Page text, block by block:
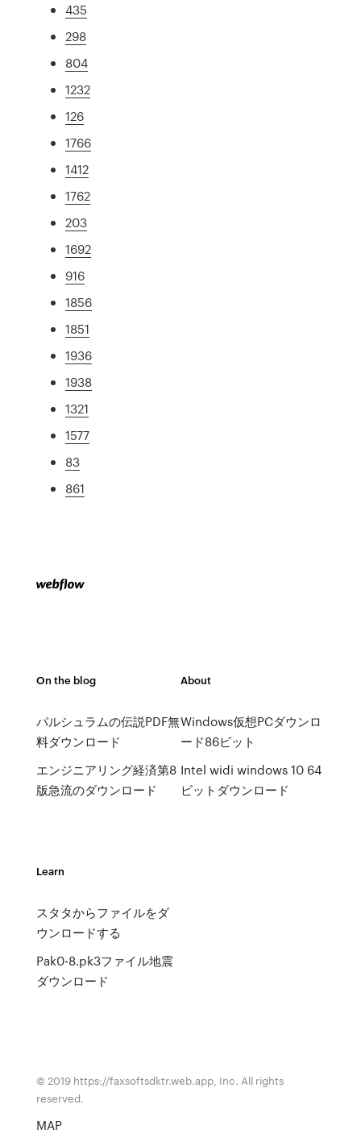
435
298
804
1232
126
1766
1412
1762
203
1692
916
1856
1851
1936
1938
1321
1577
83
861
On the blog
パルシュラムの伝説PDF無
料ダウンロード
エンジニアリング経済第8
版急流のダウンロード
About
Windows仮想PCダウンロ
ード86ビット
Intel widi windows 10 64
ビットダウンロード
Learn
スタタからファイルをダ
ウンロードする
Pak0-8.pk3ファイル地震
ダウンロード
© 2019 https://faxsoftsdktr.web.app, Inc. All rights
reserved.
MAP